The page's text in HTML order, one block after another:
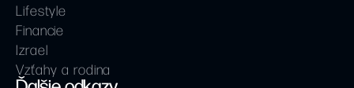
Lifestyle
Financie
Izrael
Vzťahy a rodina